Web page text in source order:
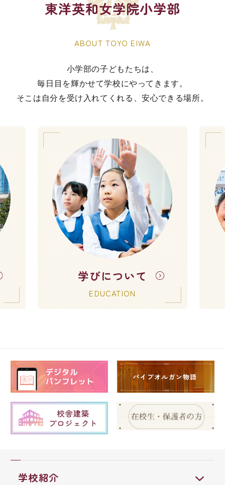
東洋英和女学院小学部
ABOUT TOYO EIWA
⼩学部の⼦どもたちは、
毎⽇⽬を輝かせて学校にやってきます。
そこは⾃分を受け⼊れてくれる、安⼼できる場所。
学びについて
EDUCATION
学校紹介